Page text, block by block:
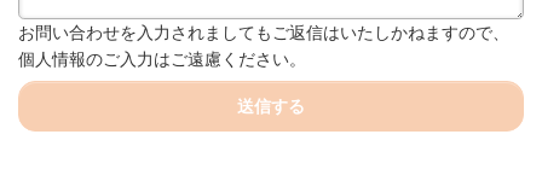
お問い合わせを入力されましてもご返信はいたしかねますので、
個人情報のご入力はご遠慮ください。
送信する